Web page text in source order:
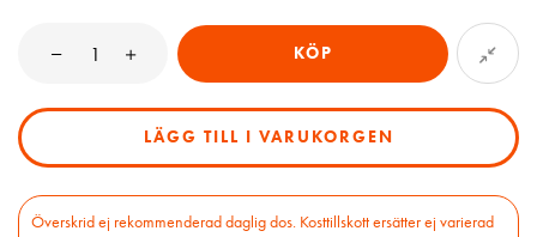
KÖP
LÄGG TILL I VARUKORGEN
Överskrid ej rekommenderad daglig dos. Kosttillskott ersätter ej varierad